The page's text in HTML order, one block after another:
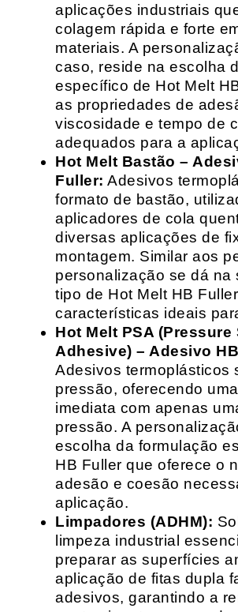
aplicações industriais
colagem rápida e forte
materiais. A
caso, reside na escolha
específico de Hot Melt
as propriedades de
viscosidade e tempo de
adequados para a
Hot Melt Bastão –
Fuller: Adesivos
formato de bastão,
aplicadores de cola
diversas aplicações de
montagem. Similar aos
personalização se dá na
tipo de Hot Melt HB
características ideais
Hot Melt PSA (Pressure
Adhesive) – Adesivo
Adesivos termoplásticos
pressão, oferecendo
imediata com apenas
pressão. A
escolha da formulação
HB Fuller que oferece o
adesão e coesão
aplicação.
Limpadores (ADHM):
limpeza industrial
preparar as superfícies
aplicação de fitas dupla
adesivos, garantindo a